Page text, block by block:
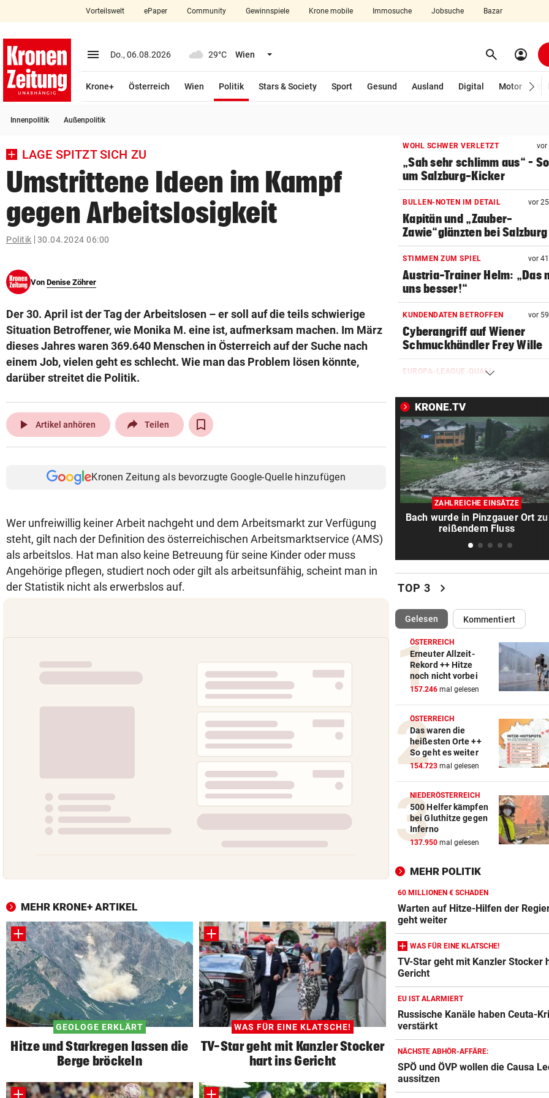
closeSchließen
account_circle Anmelden
arrow_right
bookmark
search
Suchbegriff
eingeben
© Krone Multimedia GmbH & Co KG 2026
Vorteilswelt ePaper Community Gewinnspiele Krone mobile Immosuche Jobsuche Bazar
menu Menü aufklappen
Do., 06.08.2026 29°C Wien Menü aufklappen search Suchen
account_circle
Krone+ Österreich Wien Politik
Stars & Society
Sport Gesund Ausland Digital Motor
Innenpolitik Außenpolitik
LAGE SPITZT SICH ZU
Umstrittene Ideen im Kampf
gegen Arbeitslosigkeit
Politik 30.04.2024 06:00
Von Denise Zöhrer
Der 30. April ist der Tag der Arbeitslosen – er soll auf die teils schwierige
Situation Betroffener, wie Monika M. eine ist, aufmerksam machen. Im März
dieses Jahres waren 369.640 Menschen in Österreich auf der Suche nach
einem Job, vielen geht es schlecht. Wie man das Problem lösen könnte,
darüber streitet die Politik.
play_arrow Artikel anhören Teilen
Kronen Zeitung als bevorzugte Google-Quelle hinzufügen
Wer unfreiwillig keiner Arbeit nachgeht und dem Arbeitsmarkt zur Verfügung
steht, gilt nach der Definition des österreichischen Arbeitsmarktservice (AMS)
als arbeitslos. Hat man also keine Betreuung für seine Kinder oder muss
Angehörige pflegen, studiert noch oder gilt als arbeitsunfähig, scheint man in
der Statistik nicht als erwerbslos auf.
MEHR KRONE+ ARTIKEL
GEOLOGE ERKLÄRT
Hitze und Starkregen lassen die
Berge bröckeln
WAS FÜR EINE KLATSCHE!
TV-Star geht mit Kanzler Stocker
hart ins Gericht
WOHL SCHWER VERLETZT vor
„Sah sehr schlimm aus“ –
um Salzburg-Kicker
BULLEN-NOTEN IM DETAIL vor
Kapitän und „Zauber-
Zawie“glänzten bei Salzburg
STIMMEN ZUM SPIEL vor
Austria-Trainer Helm: „Das
uns besser!“
KUNDENDATEN BETROFFEN vor
Cyberangriff auf Wiener
Schmuckhändler Frey Wille
EUROPA-LEAGUE-QUALI
Last-Minute-Sieg
PALÄSTINENSER GETÖTET
Erste Anklage gegen Israeli
Gaza-Krieg
STIMMEN ZUM SPIEL
Sportboss Katzer: „Fahren
superhappy nach Hause“
Skurrilitäten in der Red Bull
häufen sich
Knoll bei EM Achter vom
Lotfi auf Rang 12!
SCHON NÄCHSTE SAISON
F1-Boss verrät: Es wird mehr
Sprintrennen geben
Katzentöter-Anwalt: „Nie
Hass begegnet“
TRUMP DROHT:
Lange Haftstrafen für
über Waffenengpässe
CONFERENCE LEAGUE
Sieg! Austria stößt die Tür
Irre! Salzburg – Pafos wegen
Sintflut unterbrochen
RADSPORT
Reusser vor Ventoux-Etappe
weiter im Gelben Trikot
Vinicius Jr. verlängert bei
Madrid bis 2032
UKRAINISCHER ANGRIFF?
Vor Oman havarierter
Ölkatastrophe droht
KRONE.TV
ZAHLREICHE EINSÄTZE
Bach wurde in Pinzgauer Ort zu
reißendem Fluss
TOP 3 chevron_right
Gelesen(ausgewählt)Kommentiert
ÖSTERREICH
Erneuter Allzeit-
Rekord ++ Hitze
noch nicht vorbei
157.246 mal gelesen
ÖSTERREICH
Das waren die
heißesten Orte ++
So geht es weiter
154.723 mal gelesen
NIEDERÖSTERREICH
500 Helfer kämpfen
bei Gluthitze gegen
Inferno
137.950 mal gelesen
MEHR POLITIK
60 MILLIONEN € SCHADEN
Warten auf Hitze-Hilfen der
geht weiter
WAS FÜR EINE KLATSCHE!
TV-Star geht mit Kanzler Stocker
Gericht
EU IST ALARMIERT
Russische Kanäle haben Ceuta-
verstärkt
NÄCHSTE ABHÖR-AFFÄRE:
SPÖ und ÖVP wollen die Causa
aussitzen